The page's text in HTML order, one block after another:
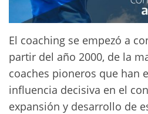
El coaching se empezó a
partir del año 2000, de la
coaches pioneros que han
influencia decisiva en el
expansión y desarrollo de